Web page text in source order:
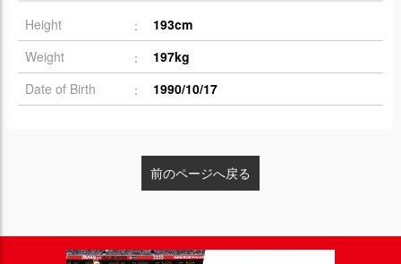
Height
193cm
Weight
197kg
Date of Birth
1990/10/17
前のページへ戻る